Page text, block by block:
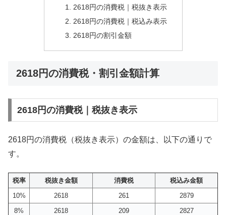
2618円の消費税｜税抜き表示
2618円の消費税｜税込み表示
2618円の割引金額
2618円の消費税・割引金額計算
2618円の消費税｜税抜き表示
2618円の消費税（税抜き表示）の金額は、以下の通りで
す。
税率 税抜き金額 消費税
税込み金額
10%
2618 261
2879
8%
2618 209
2827